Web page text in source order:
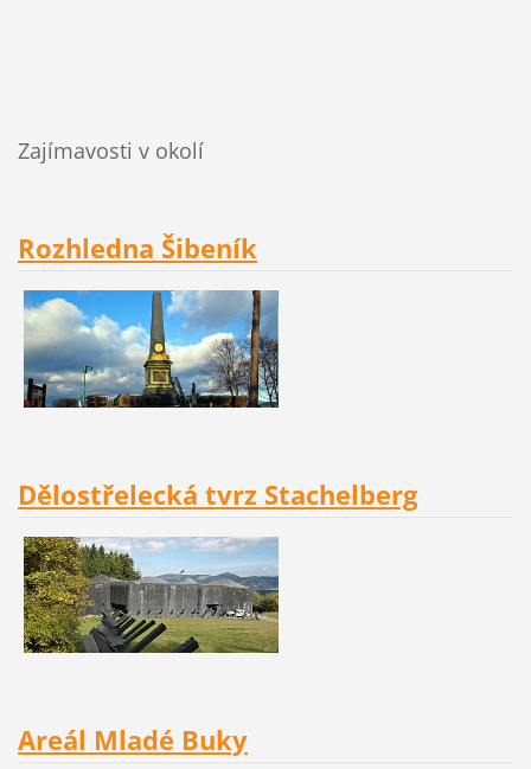
Zajímavosti v okolí
Rozhledna Šibeník
Dělostřelecká tvrz Stachelberg
Areál Mladé Buky